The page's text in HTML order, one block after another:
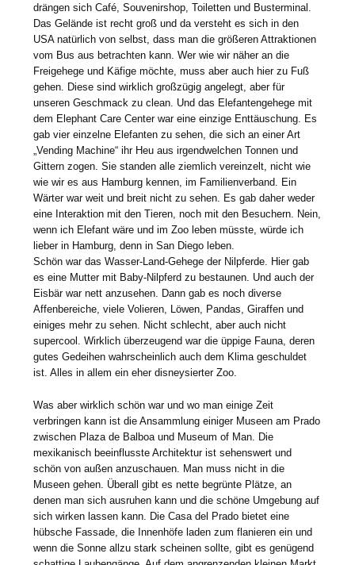
drängen sich Café, Souvenirshop, Toiletten und Busterminal.
Das Gelände ist recht groß und da versteht es sich in den
USA natürlich von selbst, dass man die größeren Attraktionen
vom Bus aus betrachten kann. Wer wie wir näher an die
Freigehege und Käfige möchte, muss aber auch hier zu Fuß
gehen. Diese sind wirklich großzügig angelegt, aber für
unseren Geschmack zu clean. Und das Elefantengehege mit
dem Elephant Care Center war eine einzige Enttäuschung. Es
gab vier einzelne Elefanten zu sehen, die sich an einer Art
„Vending Machine“ ihr Heu aus irgendwelchen Tonnen und
Gittern zogen. Sie standen alle ziemlich vereinzelt, nicht wie
wie wir es aus Hamburg kennen, im Familienverband. Ein
Wärter war weit und breit nicht zu sehen. Es gab daher weder
eine Interaktion mit den Tieren, noch mit den Besuchern. Nein,
wenn ich Elefant wäre und im Zoo leben müsste, würde ich
lieber in Hamburg, denn in San Diego leben.
Schön war das Wasser-Land-Gehege der Nilpferde. Hier gab
es eine Mutter mit Baby-Nilpferd zu bestaunen. Und auch der
Eisbär war nett anzusehen. Dann gab es noch diverse
Affenbereiche, viele Volieren, Löwen, Pandas, Giraffen und
einiges mehr zu sehen. Nicht schlecht, aber auch nicht
supercool. Wirklich überzeugend war die üppige Fauna, deren
gutes Gedeihen wahrscheinlich auch dem Klima geschuldet
ist. Alles in allem ein eher disneysierter Zoo.
Was aber wirklich schön war und wo man einige Zeit
verbringen kann ist die Ansammlung einiger Museen am Prado
zwischen Plaza de Balboa und Museum of Man. Die
mexikanisch beeinflusste Architektur ist sehenswert und
schön von außen anzuschauen. Man muss nicht in die
Museen gehen. Überall gibt es nette begrünte Plätze, an
denen man sich ausruhen kann und die schöne Umgebung auf
sich wirken lassen kann. Die Casa del Prado bietet eine
hübsche Fassade, die Innenhöfe laden zum flanieren ein und
wenn die Sonne allzu stark scheinen sollte, gibt es genügend